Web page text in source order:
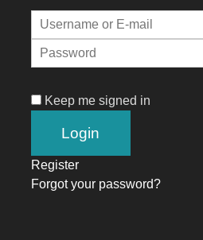
Keep me signed in
Register
Forgot your password?